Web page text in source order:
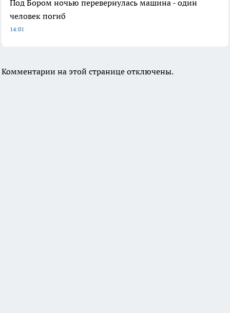
Под Бором ночью перевернулась машина - один
человек погиб
14:01
Комментарии на этой странице отключены.